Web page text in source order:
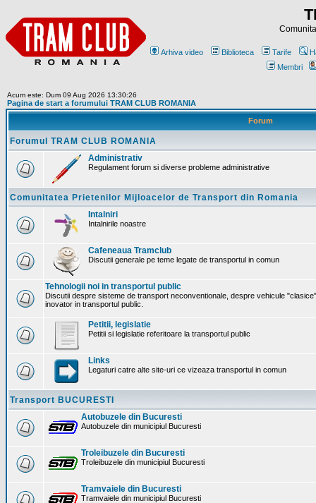
Arhiva video Biblioteca Tarife
Membri
Acum este: Dum 09 Aug 2026 13:30:26
Pagina de start a forumului TRAM CLUB ROMANIA
Forum
Forumul TRAM CLUB ROMANIA
Administrativ
Regulament forum si diverse probleme administrative
Comunitatea Prietenilor Mijloacelor de Transport din Romania
Intalniri
Intalnirile noastre
Cafeneaua Tramclub
Discutii generale pe teme legate de transportul in comun
Tehnologii noi in transportul public
Discutii despre sisteme de transport neconventionale, despre vehicule
inovator in transportul public.
Petitii, legislatie
Petitii si legislatie referitoare la transportul public
Links
Legaturi catre alte site-uri ce vizeaza transportul in comun
Transport BUCURESTI
Autobuzele din Bucuresti
Autobuzele din municipiul Bucuresti
Troleibuzele din Bucuresti
Troleibuzele din municipiul Bucuresti
Tramvaiele din Bucuresti
Tramvaiele din municipiul Bucuresti